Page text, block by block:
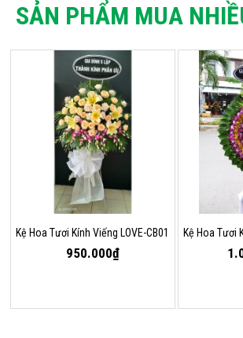
SẢN PHẨM MUA
Kệ Hoa Tươi Kính Viếng LOVE-CB01
950.000₫
Kệ Hoa Tươi